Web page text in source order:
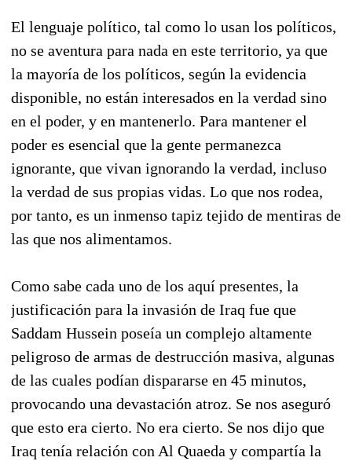
El lenguaje político, tal como lo usan los políticos,
no se aventura para nada en este territorio, ya que
la mayoría de los políticos, según la evidencia
disponible, no están interesados en la verdad sino
en el poder, y en mantenerlo. Para mantener el
poder es esencial que la gente permanezca
ignorante, que vivan ignorando la verdad, incluso
la verdad de sus propias vidas. Lo que nos rodea,
por tanto, es un inmenso tapiz tejido de mentiras de
las que nos alimentamos.
Como sabe cada uno de los aquí presentes, la
justificación para la invasión de Iraq fue que
Saddam Hussein poseía un complejo altamente
peligroso de armas de destrucción masiva, algunas
de las cuales podían dispararse en 45 minutos,
provocando una devastación atroz. Se nos aseguró
que esto era cierto. No era cierto. Se nos dijo que
Iraq tenía relación con Al Quaeda y compartía la